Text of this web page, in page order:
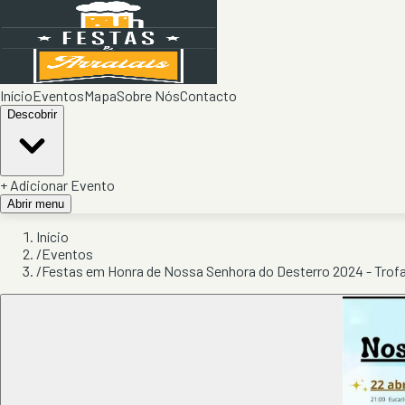
InícioEventosMapaSobre NósContacto
Descobrir
+ Adicionar Evento
Abrir menu
Início
/Eventos
/Festas em Honra de Nossa Senhora do Desterro 2024 -